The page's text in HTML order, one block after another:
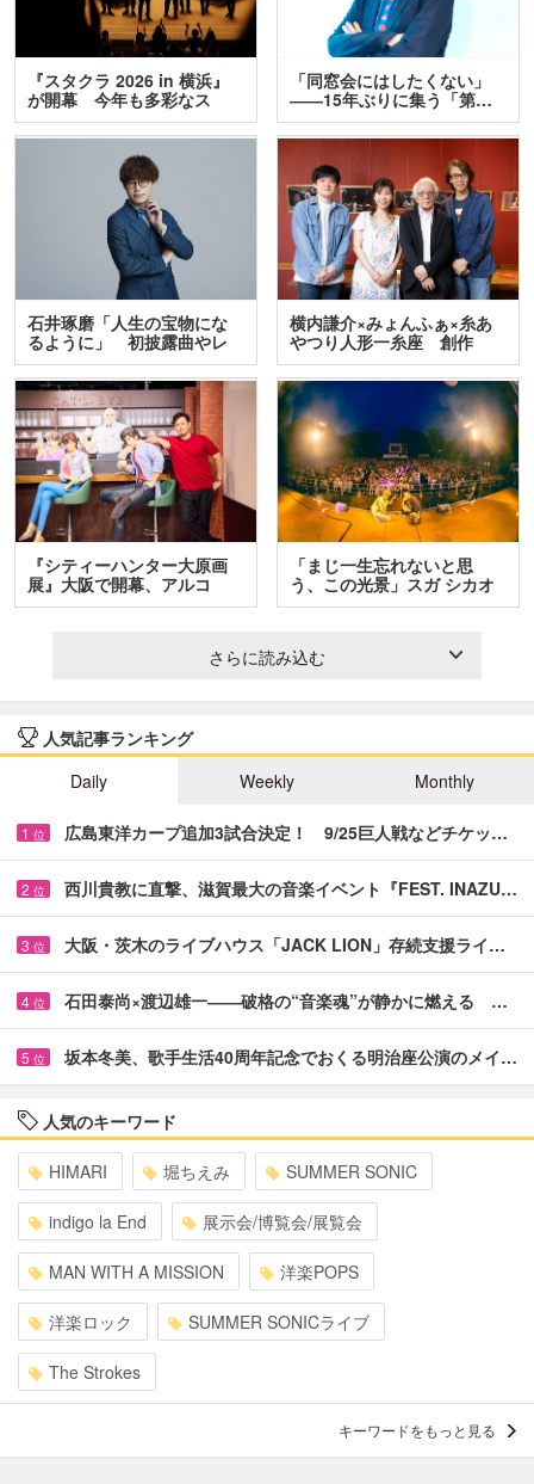
『スタクラ 2026 in 横浜』
が開幕 今年も多彩なス
テ…
「同窓会にはしたくない」
――15年ぶりに集う「第…
石井琢磨「人生の宝物にな
るように」 初披露曲やレ
ア…
横内謙介×みょんふぁ×糸あ
やつり人形一糸座 創作
人…
『シティーハンター大原画
展』大阪で開幕、アルコ
＆…
「まじ一生忘れないと思
う、この光景」スガ シカオ
と…
さらに読み込む
人気記事ランキング
Daily
Weekly Monthly
1 位 広島東洋カープ追加3試合決定！ 9/25巨人戦などチケッ…
2 位 西川貴教に直撃、滋賀最大の音楽イベント『FEST. INAZU…
3 位 大阪・茨木のライブハウス「JACK LION」存続支援ライ…
4 位 石田泰尚×渡辺雄一――破格の“音楽魂”が静かに燃える …
5 位 坂本冬美、歌手生活40周年記念でおくる明治座公演のメイ…
人気のキーワード
HIMARI 堀ちえみ SUMMER SONIC
indigo la End 展示会/博覧会/展覧会
MAN WITH A MISSION 洋楽POPS
洋楽ロック SUMMER SONICライブ
The Strokes
キーワードをもっと見る